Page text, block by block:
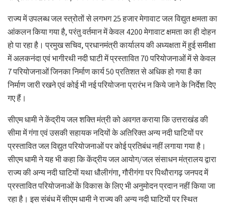
राज्य में उपलब्ध जल स्त्रोतों से लगभग 25 हजार मेगावाट जल विद्युत क्षमता का
आंकलन किया गया है, परंतु वर्तमान में केवल 4200 मेगावाट क्षमता का ही दोहन
हो पा रहा है। प्रमुख सचिव, प्रधानमंत्री कार्यालय की अध्यक्षता में हुई समीक्षा
में अलकनंदा एवं भागीरथी नदी घाटी में प्रस्तावित 70 परियोजनाओं में से केवल
7 परियोजनाओं जिनका निर्माण कार्य 50 प्रतिशत से अधिक हो गया है का
निर्माण जारी रखने एवं कोई भी नई परियोजना प्रारंभ न किये जाने के निर्देश दिए
गए हैं।
सीएम धामी ने केंद्रीय जल शक्ति मंत्री को अवगत कराया कि उत्तराखंड की
सीमा में गंगा एवं उसकी सहायक नदियों के अतिरिक्त अन्य नदी घाटियों पर
प्रस्तावित जल विद्युत परियोजनाओं पर कोई प्रतिबंध नहीं लगाया गया है।
सीएम धामी ने यह भी कहा कि केंद्रीय जल आयोग/जल संसाधन मंत्रालय द्वारा
राज्य की अन्य नदी घाटियों यथा धौलीगंगा, गौरीगंगा पर पिथौरागढ़ जनपद में
प्रस्तावित परियोजनाओं के विकास के लिए भी अनुमोदन प्रदान नहीं किया जा
रहा है। इस संबंध में सीएम धामी ने राज्य की अन्य नदी घाटियों पर स्थित